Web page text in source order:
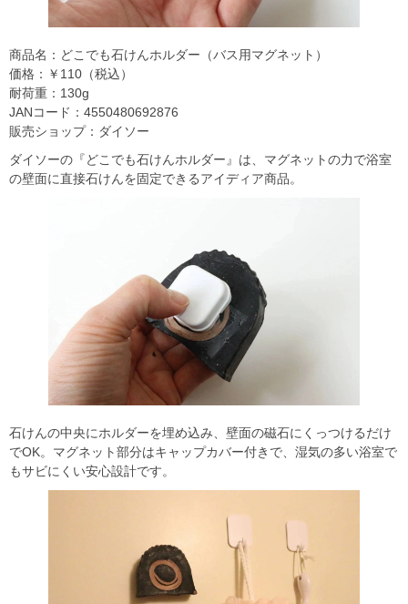
商品名：どこでも石けんホルダー（バス用マグネット）
価格：￥110（税込）
耐荷重：130g
JANコード：4550480692876
販売ショップ：ダイソー
ダイソーの『どこでも石けんホルダー』は、マグネットの力で浴室
の壁面に直接石けんを固定できるアイディア商品。
石けんの中央にホルダーを埋め込み、壁面の磁石にくっつけるだけ
でOK。マグネット部分はキャップカバー付きで、湿気の多い浴室で
もサビにくい安心設計です。